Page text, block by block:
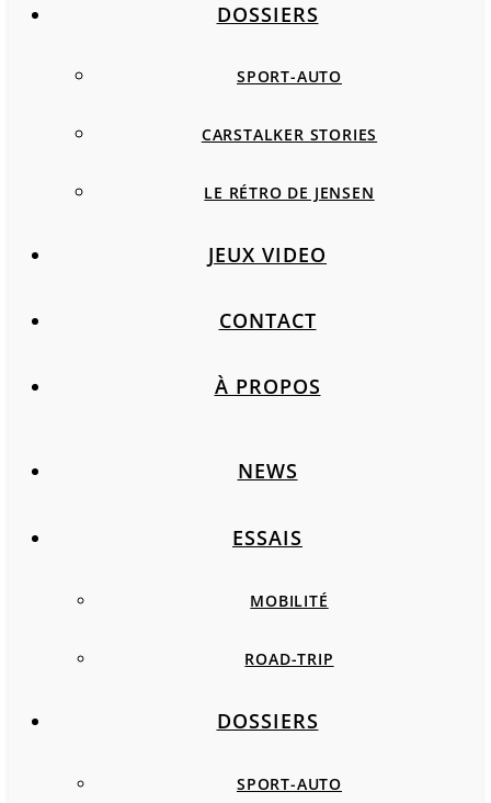
DOSSIERS
SPORT-AUTO
CARSTALKER STORIES
LE RÉTRO DE JENSEN
JEUX VIDEO
CONTACT
À PROPOS
NEWS
ESSAIS
MOBILITÉ
ROAD-TRIP
DOSSIERS
SPORT-AUTO